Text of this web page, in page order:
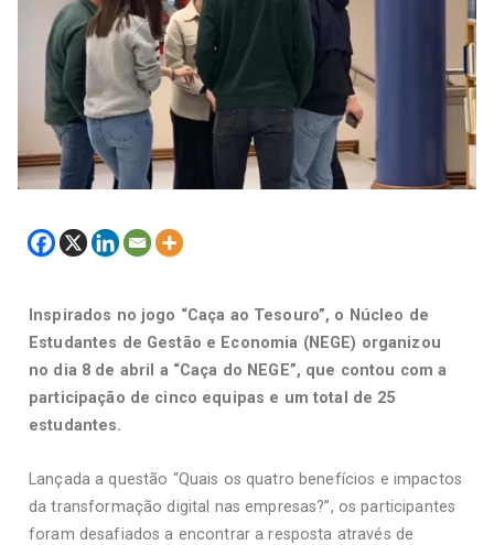
Inspirados no jogo “Caça ao Tesouro”, o Núcleo de
Estudantes de Gestão e Economia (NEGE) organizou
no dia 8 de abril a“Caça do NEGE”, que contou com a
participação de cinco equipas e um total de 25
estudantes.
Lançada a questão “Quais os quatro benefícios e impactos
da transformação digital nas empresas?”, os participantes
foram desafiados a encontrar a resposta através de